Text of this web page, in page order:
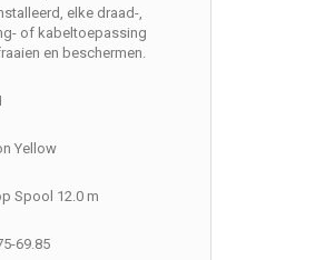
elke draad-,
of kabeltoepassing
en beschermen.
Yellow
Spool 12.0 m
69.85